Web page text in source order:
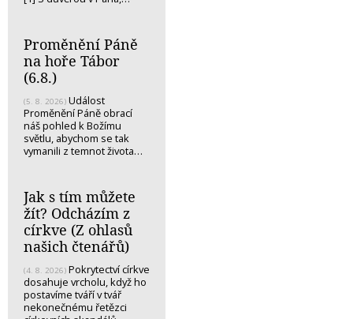
Proměnění Páně
na hoře Tábor
(6.8.)
(5. 8. 2026) Událost
Proměnění Páně obrací
náš pohled k Božímu
světlu, abychom se tak
vymanili z temnot života…
Jak s tím můžete
žít? Odcházím z
církve (Z ohlasů
našich čtenářů)
(4. 8. 2026) Pokrytectví církve
dosahuje vrcholu, když ho
postavíme tváří v tvář
nekonečnému řetězci